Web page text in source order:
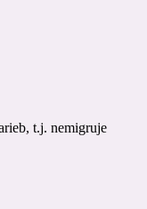
t.j. nemigruje